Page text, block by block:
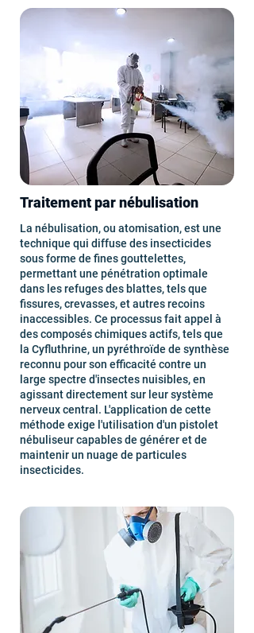
Traitement par nébulisation
La nébulisation, ou atomisation, est une
technique qui diffuse des insecticides
sous forme de fines gouttelettes,
permettant une pénétration optimale
dans les refuges des blattes, tels que
fissures, crevasses, et autres recoins
inaccessibles. Ce processus fait appel à
des composés chimiques actifs, tels que
la Cyfluthrine, un pyréthroïde de synthèse
reconnu pour son efficacité contre un
large spectre d'insectes nuisibles, en
agissant directement sur leur système
nerveux central. L'application de cette
méthode exige l'utilisation d'un pistolet
nébuliseur capables de générer et de
maintenir un nuage de particules
insecticides.